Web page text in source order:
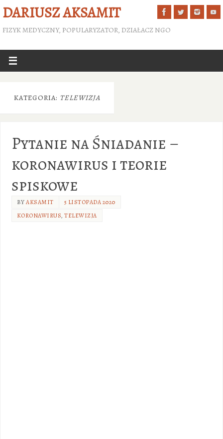
DARIUSZ AKSAMIT
FIZYK MEDYCZNY, POPULARYZATOR, DZIAŁACZ NGO
KATEGORIA: TELEWIZJA
Pytanie na Śniadanie –
koronawirus i teorie
spiskowe
BYAKSAMIT
5 LISTOPADA 2020
KORONAWIRUS,TELEWIZJA